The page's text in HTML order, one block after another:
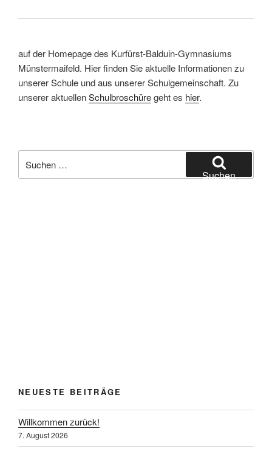
auf der Homepage des Kurfürst-Balduin-Gymnasiums
Münstermaifeld. Hier finden Sie aktuelle Informationen zu
unserer Schule und aus unserer Schulgemeinschaft. Zu
unserer aktuellenSchulbroschüregeht es hier.
nach:
Suchen
NEUESTE BEITRÄGE
Willkommen zurück!
7. August 2026